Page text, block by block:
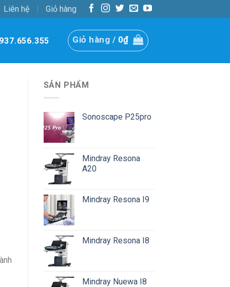
Liên hệ Giỏ hàng
Giỏ hàng / 0₫
SẢN PHẨM
Sonoscape P25pro
Mindray Resona
A20
Mindray Resona I9
Mindray Resona I8
Mindray Nuewa I8